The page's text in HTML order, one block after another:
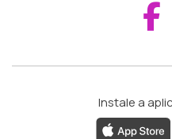
Instale a